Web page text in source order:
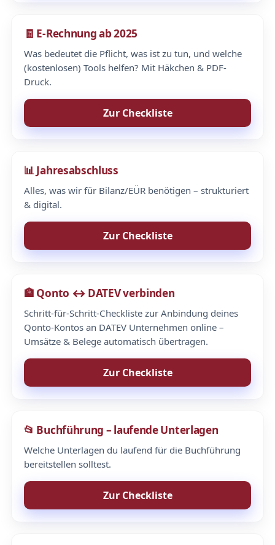
🧾 E-Rechnung ab 2025
Was bedeutet die Pflicht, was ist zu tun, und welche
(kostenlosen) Tools helfen? Mit Häkchen & PDF-
Druck.
Zur Checkliste
📊 Jahresabschluss
Alles, was wir für Bilanz/EÜR benötigen – strukturiert
& digital.
Zur Checkliste
🏦 Qonto ↔ DATEV verbinden
Schritt-für-Schritt-Checkliste zur Anbindung deines
Qonto-Kontos an DATEV Unternehmen online –
Umsätze & Belege automatisch übertragen.
Zur Checkliste
📂 Buchführung – laufende Unterlagen
Welche Unterlagen du laufend für die Buchführung
bereitstellen solltest.
Zur Checkliste